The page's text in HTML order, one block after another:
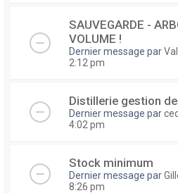
SAUVEGARDE -
VOLUME !
Dernier message par
2:12 pm
Distillerie gestion
Dernier message par
4:02 pm
Stock minimum
Dernier message par
8:26 pm